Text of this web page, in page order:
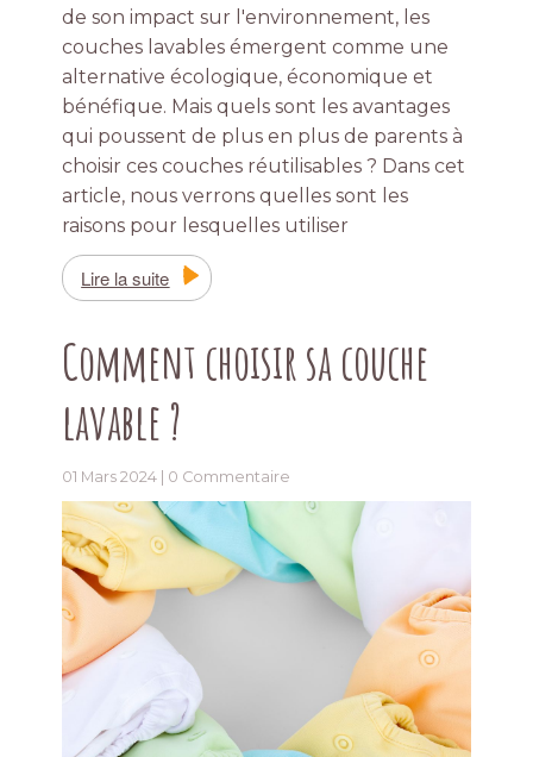
de son impact sur l'environnement, les
couches lavables émergent comme une
alternative écologique, économique et
bénéfique. Mais quels sont les avantages
qui poussent de plus en plus de parents à
choisir ces couches réutilisables ? Dans cet
article, nous verrons quelles sont les
raisons pour lesquelles utiliser
Lire la suite
Comment choisir sa couche
lavable ?
01 Mars 2024 | 0 Commentaire